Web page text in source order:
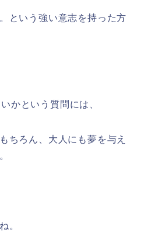
という強い意志を持った方
かという質問には、
ちろん、大人にも夢を与え
。